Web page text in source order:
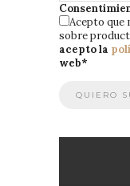
Acepto que
sobre
acepto la
web*